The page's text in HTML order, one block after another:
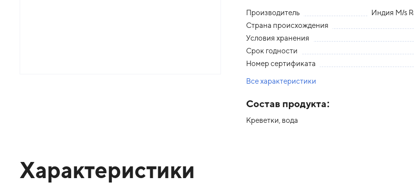
Производитель
Индия M/s
Страна происхождения
Условия хранения
Срок годности
Номер сертификата
Все характеристики
Состав продукта:
Креветки, вода
Характеристики